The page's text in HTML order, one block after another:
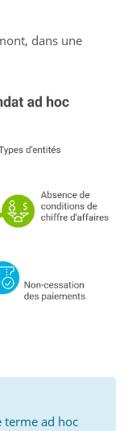
dans une
terme ad hoc